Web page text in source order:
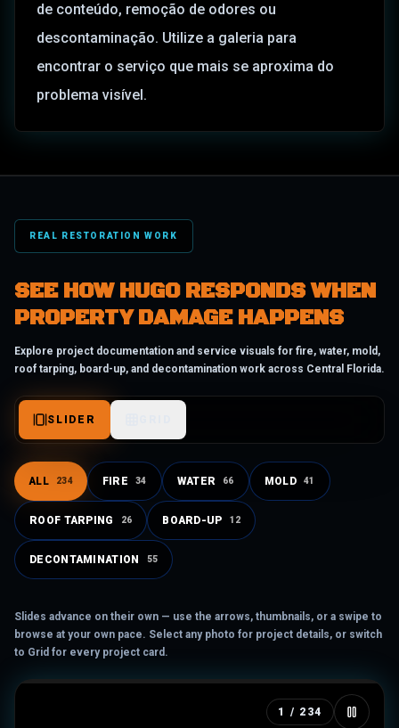
de conteúdo, remoção de odores ou
descontaminação. Utilize a galeria para
encontrar o serviço que mais se aproxima do
problema visível.
REAL RESTORATION WORK
SEE HOW HUGO RESPONDS WHEN
PROPERTY DAMAGE HAPPENS
Explore project documentation and service visuals for fire, water, mold,
roof tarping, board-up, and decontamination work across Central Florida.
SLIDER
ALL 234 FIRE 34 WATER 66 MOLD 41
ROOF TARPING 26 BOARD-UP 12
DECONTAMINATION 55
Slides advance on their own — use the arrows, thumbnails, or a swipe to
browse at your own pace. Select any photo for project details, or switch
to Grid for every project card.
1 / 234
DECONTAMINATION
CLEANOUT AND JUNK REMOVAL 01
VIEW PROJECT DETAILS